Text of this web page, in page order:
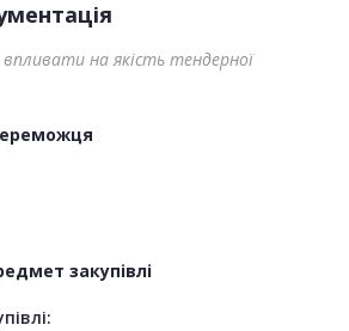
на якість тендерної
закупівлі